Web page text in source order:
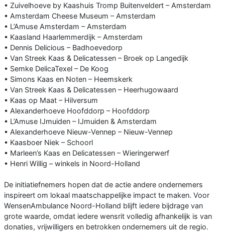
• Zuivelhoeve by Kaashuis Tromp Buitenveldert – Amsterdam
• Amsterdam Cheese Museum – Amsterdam
• L’Amuse Amsterdam – Amsterdam
• Kaasland Haarlemmerdijk – Amsterdam
• Dennis Delicious – Badhoevedorp
• Van Streek Kaas & Delicatessen – Broek op Langedijk
• Semke DelicaTexel – De Koog
• Simons Kaas en Noten – Heemskerk
• Van Streek Kaas & Delicatessen – Heerhugowaard
• Kaas op Maat – Hilversum
• Alexanderhoeve Hoofddorp – Hoofddorp
• L’Amuse IJmuiden – IJmuiden & Amsterdam
• Alexanderhoeve Nieuw-Vennep – Nieuw-Vennep
• Kaasboer Niek – Schoorl
• Marleen’s Kaas en Delicatessen – Wieringerwerf
• Henri Willig – winkels in Noord-Holland
De initiatiefnemers hopen dat de actie andere ondernemers
inspireert om lokaal maatschappelijke impact te maken. Voor
WensenAmbulance Noord-Holland blijft iedere bijdrage van
grote waarde, omdat iedere wensrit volledig afhankelijk is van
donaties, vrijwilligers en betrokken ondernemers uit de regio.